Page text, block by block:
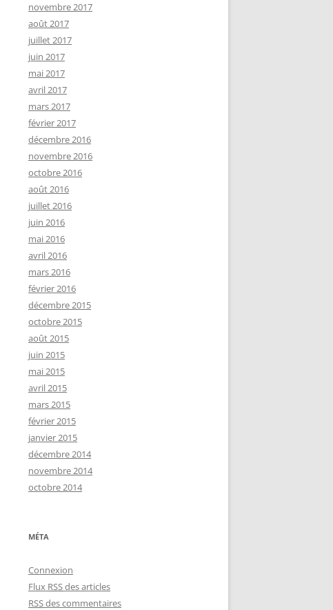
novembre 2017
août 2017
juillet 2017
juin 2017
mai 2017
avril 2017
mars 2017
février 2017
décembre 2016
novembre 2016
octobre 2016
août 2016
juillet 2016
juin 2016
mai 2016
avril 2016
mars 2016
février 2016
décembre 2015
octobre 2015
août 2015
juin 2015
mai 2015
avril 2015
mars 2015
février 2015
janvier 2015
décembre 2014
novembre 2014
octobre 2014
MÉTA
Connexion
Flux RSSdes articles
RSSdes commentaires